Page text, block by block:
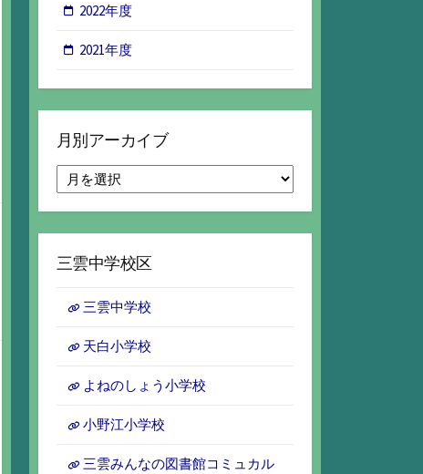
2022年度
2021年度
月別アーカイブ
別
ア
ー
イ
三雲中学校区
三雲中学校
天白小学校
よねのしょう小学校
小野江小学校
三雲みんなの図書館コミュカル